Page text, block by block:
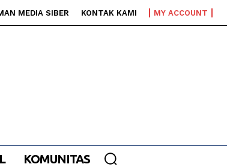
MEDIA SIBER KONTAK KAMI MY ACCOUNT
KOMUNITAS